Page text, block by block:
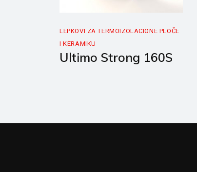
LEPKOVI ZA TERMOIZOLACIONE PLOČE
I KERAMIKU
Ultimo Strong 160S